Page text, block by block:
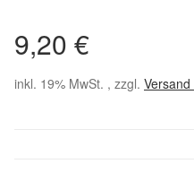
9,20 €
inkl. 19% MwSt. , zzgl. Versand